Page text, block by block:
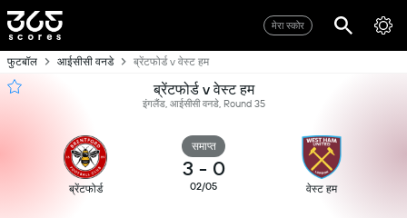
मेरा स्कोर
फुटबॉल आईसीसी वनडे ब्रेंटफोर्ड v वेस्ट हम
ब्रेंटफोर्ड v वेस्ट हम
इंगलैंड, आईसीसी वनडे, Round 35
ब्रेंटफोर्ड
समाप्त
3 - 0
02/05 वेस्ट हम